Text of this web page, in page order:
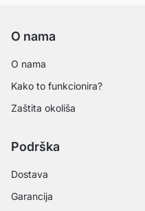
O nama
O nama
Kako to funkcionira?
Zaštita okoliša
Podrška
Dostava
Garancija